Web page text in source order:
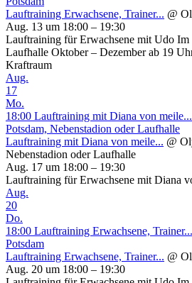
Lauftraining Erwachsene, Trainer... @
Aug. 13 um 18:00 – 19:30
Lauftraining für Erwachsene mit Udo Im
Laufhalle Oktober – Dezember ab 19
Kraftraum
Aug.
17
Mo.
18:00 Lauftraining mit Diana von meile...
Potsdam, Nebenstadion oder Laufhalle
Lauftraining mit Diana von meile... @
Nebenstadion oder Laufhalle
Aug. 17 um 18:00 – 19:30
Lauftraining für Erwachsene mit Diana
Aug.
20
Do.
18:00 Lauftraining Erwachsene, Trainer...
Potsdam
Lauftraining Erwachsene, Trainer... @
Aug. 20 um 18:00 – 19:30